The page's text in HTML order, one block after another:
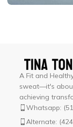
A Fit and
sweat—it's
achieving
Whatsapp:
Alternate: